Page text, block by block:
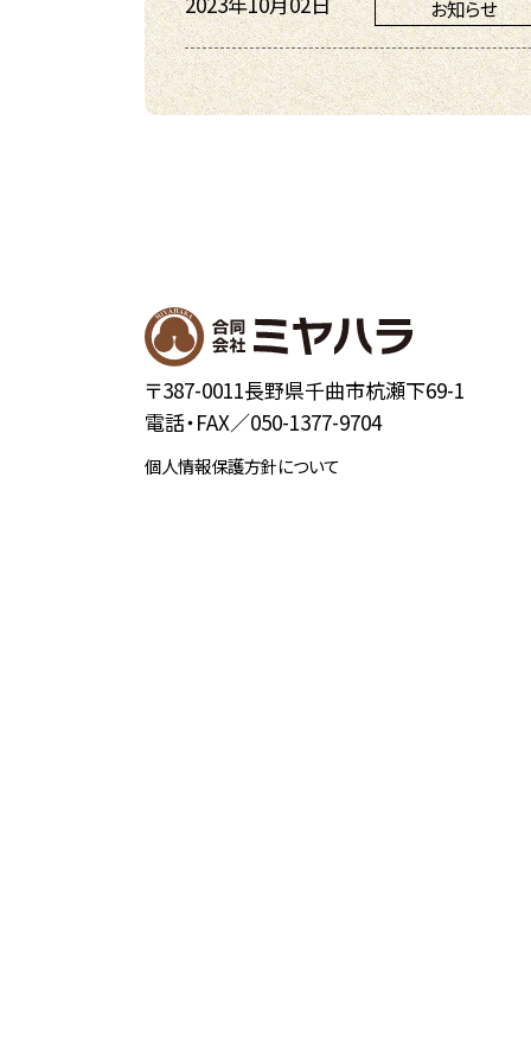
お知らせ
〒387-0011長野県千曲市杭瀬下69-1
電話・FAX／050-1377-9704
個人情報保護方針について